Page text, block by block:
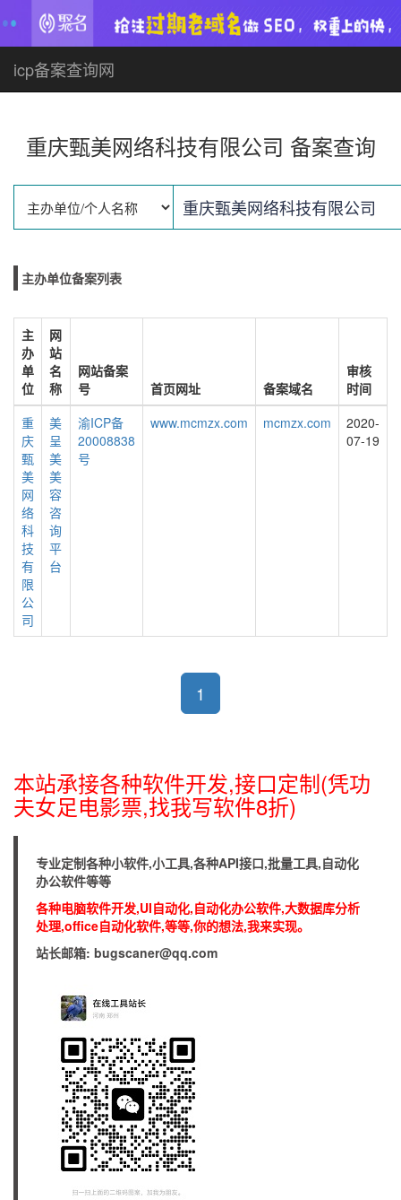
icp备案查询网
重庆甄美网络科技有限公司 备案查询
主办单位备案列表
主
办
单
位
网
站
名
称
网站备案
号
首页网址 备案域名
审核
时间
重
庆
甄
美
网
络
科
技
有
限
公
司
美
呈
美
美
容
咨
询
平
台
渝ICP备
20008838
号
www.mcmzx.com mcmzx.com
2020-
07-19
1
本站承接各种软件开发,接口定制(凭功
夫女足电影票,找我写软件8折)
专业定制各种小软件,小工具,各种API接口,批量工具,自动化
办公软件等等
各种电脑软件开发,UI自动化,自动化办公软件,大数据库分析
处理,office自动化软件,等等,你的想法,我来实现。
站长邮箱: bugscaner@qq.com